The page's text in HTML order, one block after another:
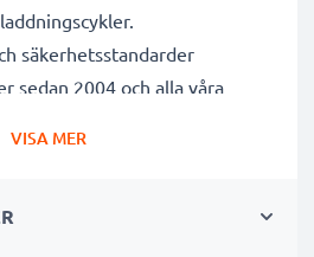
säkerhetsstandarder
sedan 2004 och alla våra
de levereras med 3 års
VISA MER